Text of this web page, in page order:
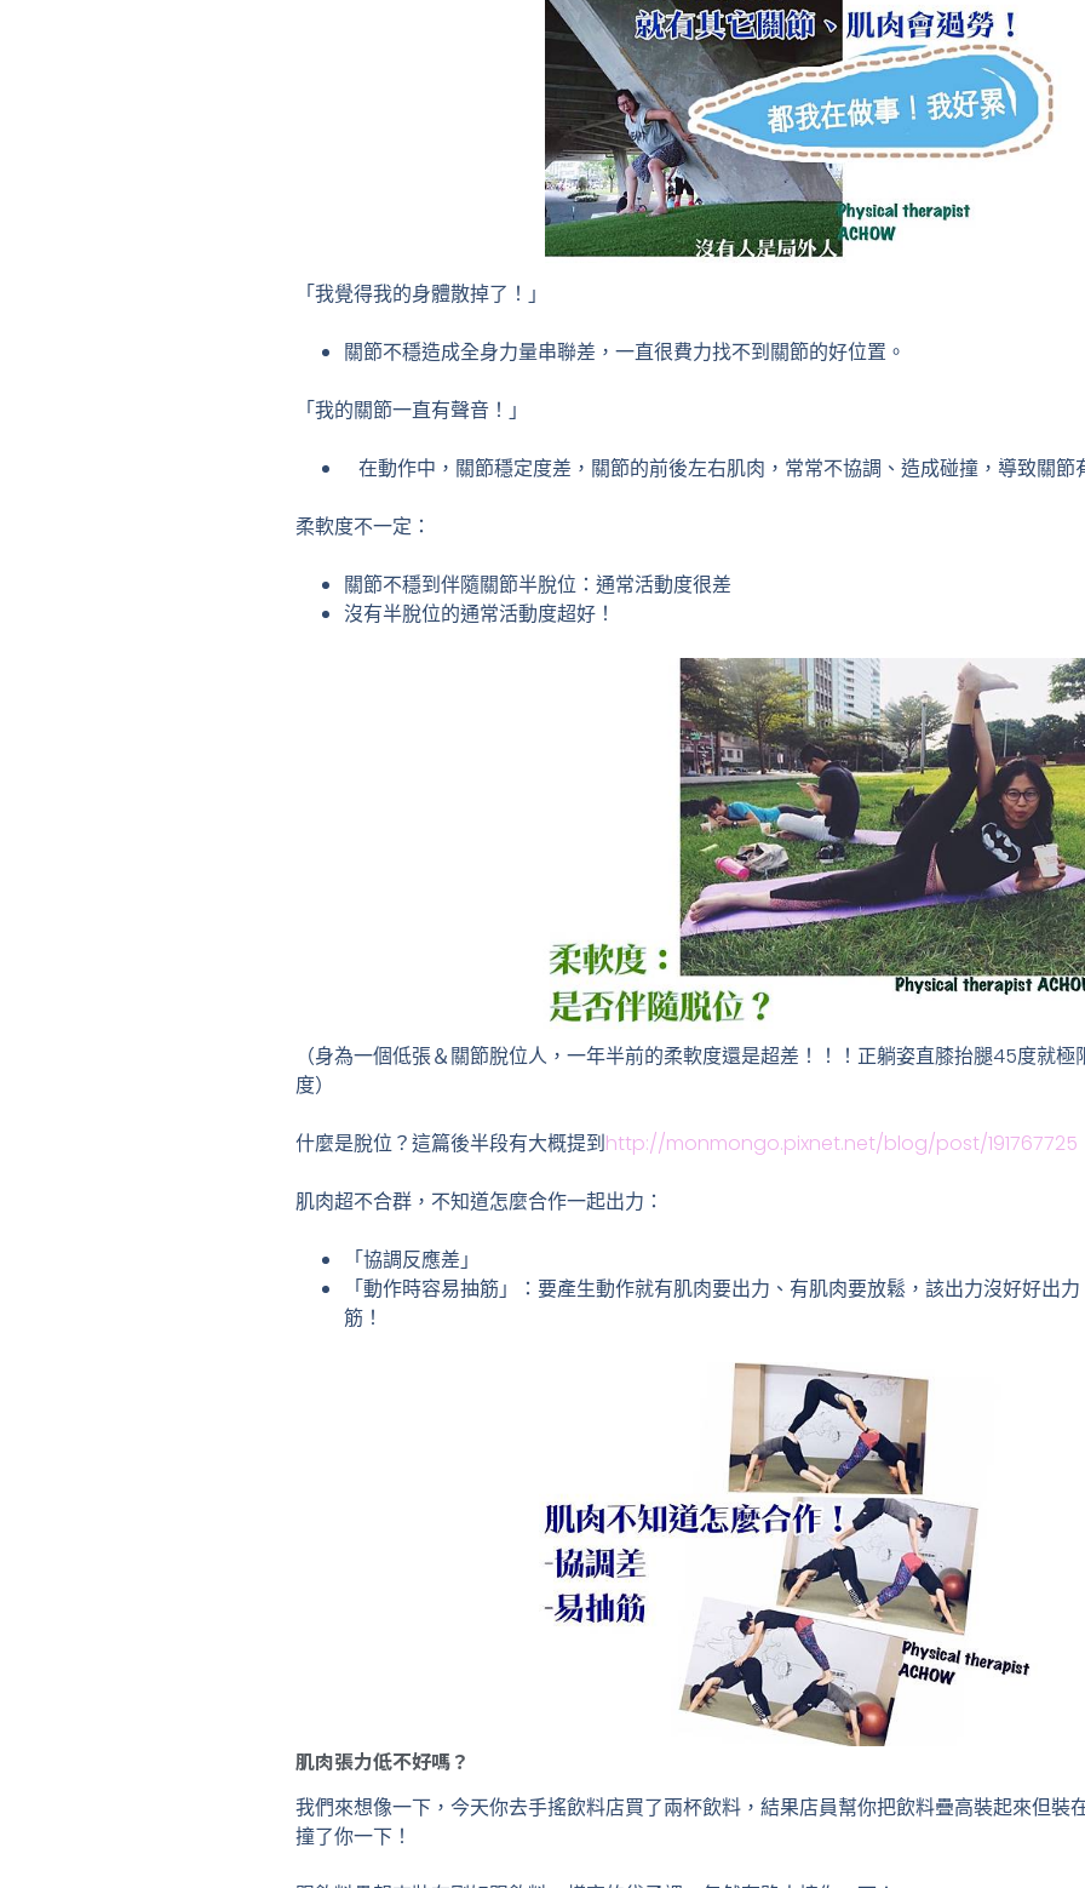
「我覺得我的身體散掉了！」
關節不穩造成全身力量串聯差，一直很費力找不到關節的好位置。
「我的關節一直有聲音！」
在動作中，關節穩定度差，關節的前後左右肌肉，常常不協調、造成碰撞，導致關節
柔軟度不一定：
關節不穩到伴隨關節半脫位：通常活動度很差
沒有半脫位的通常活動度超好！
（身為一個低張＆關節脫位人，一年半前的柔軟度還是超差！！！正躺姿直膝抬腿45度就
度）
什麼是脫位？這篇後半段有大概提到http://monmongo.pixnet.net/blog/post/191767725
肌肉超不合群，不知道怎麼合作一起出力：
「協調反應差」
「動作時容易抽筋」：要產生動作就有肌肉要出力、有肌肉要放鬆，該出力沒好好出
筋！
肌肉張力低不好嗎？
我們來想像一下，今天你去手搖飲料店買了兩杯飲料，結果店員幫你把飲料疊高裝起來但裝
撞了你一下！